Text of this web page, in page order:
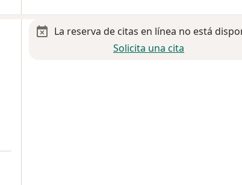
La reserva de citas en línea no está
Solicita una cita